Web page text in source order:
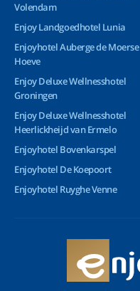
Volendam
Enjoy Landgoedhotel Lunia
Enjoyhotel Auberge de Moerse
Hoeve
Enjoy Deluxe Wellnesshotel
Groningen
Enjoy Deluxe Wellnesshotel
Heerlickheijd van Ermelo
Enjoyhotel Bovenkarspel
Enjoyhotel De Koepoort
Enjoyhotel Ruyghe Venne